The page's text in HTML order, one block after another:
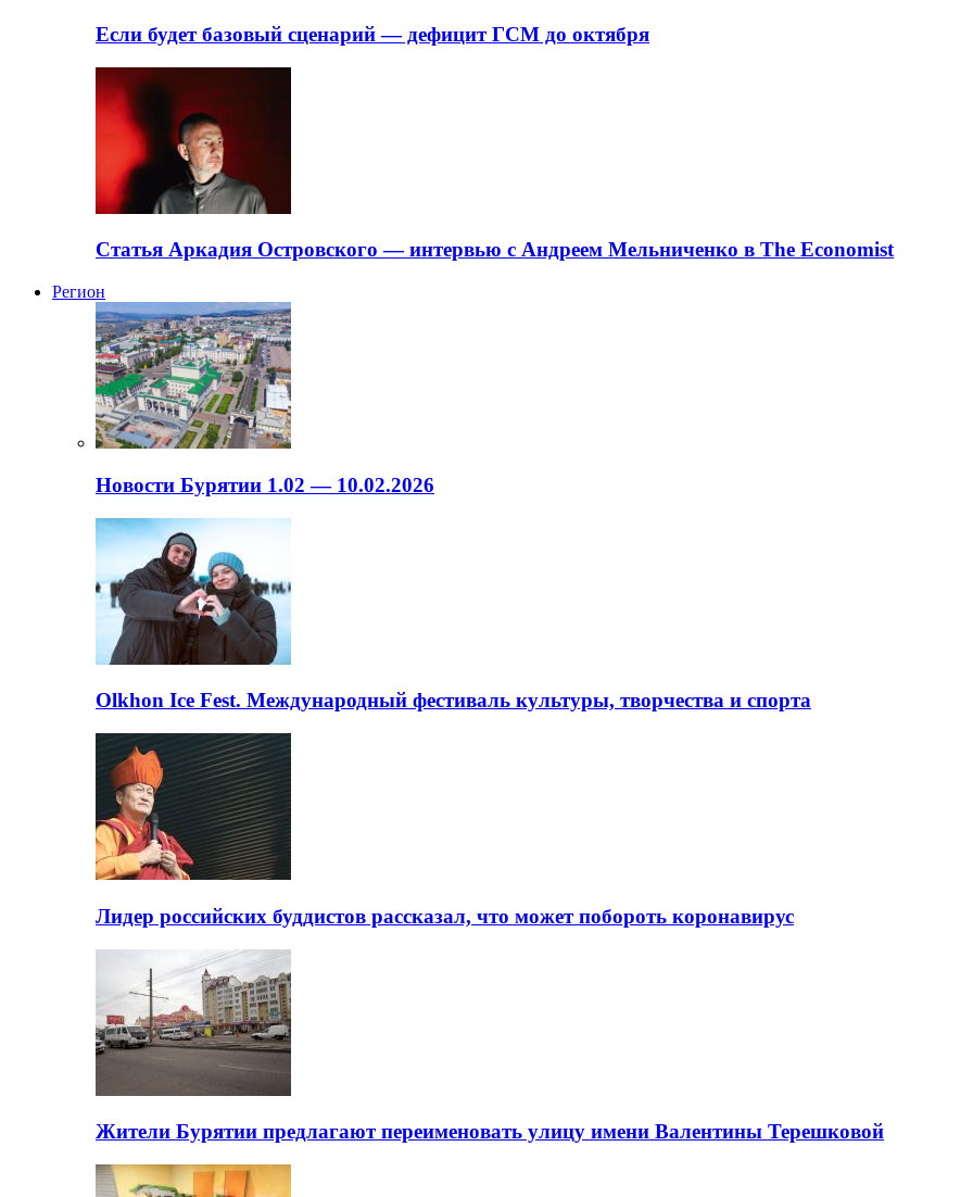
Если будет базовый сценарий — дефицит ГСМ до октября
Статья Аркадия Островского — интервью с Андреем Мельниченко в The Economist
Регион
Новости Бурятии 1.02 — 10.02.2026
Olkhon Ice Fest. Международный фестиваль культуры, творчества и спорта
Лидер российских буддистов рассказал, что может побороть коронавирус
Жители Бурятии предлагают переименовать улицу имени Валентины Терешковой